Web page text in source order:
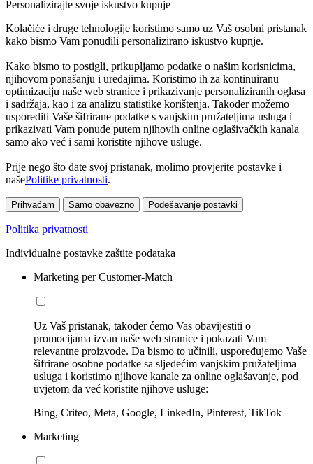
Personalizirajte svoje iskustvo kupnje
Kolačiće i druge tehnologije koristimo samo uz Vaš osobni pristanak
kako bismo Vam ponudili personalizirano iskustvo kupnje.
Kako bismo to postigli, prikupljamo podatke o našim korisnicima,
njihovom ponašanju i uređajima. Koristimo ih za kontinuiranu
optimizaciju naše web stranice i prikazivanje personaliziranih oglasa
i sadržaja, kao i za analizu statistike korištenja. Također možemo
usporediti Vaše šifrirane podatke s vanjskim pružateljima usluga i
prikazivati Vam ponude putem njihovih online oglašivačkih kanala
samo ako već i sami koristite njihove usluge.
Prije nego što date svoj pristanak, molimo provjerite postavke i
našePolitike privatnosti.
Prihvaćam Samo obavezno Podešavanje postavki
Politika privatnosti
Individualne postavke zaštite podataka
Marketing per Customer-Match
Uz Vaš pristanak, također ćemo Vas obavijestiti o
promocijama izvan naše web stranice i pokazati Vam
relevantne proizvode. Da bismo to učinili, uspoređujemo Vaše
šifrirane osobne podatke sa sljedećim vanjskim pružateljima
usluga i koristimo njihove kanale za online oglašavanje, pod
uvjetom da već koristite njihove usluge:
Bing, Criteo, Meta, Google, LinkedIn, Pinterest, TikTok
Marketing